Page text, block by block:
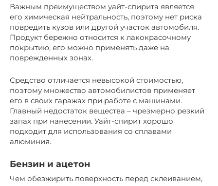
Важным преимуществом уайт-спирита является
его химическая нейтральность, поэтому нет риска
повредить кузов или другой участок автомобиля.
Продукт бережно относится к лакокрасочному
покрытию, его можно применять даже на
поврежденных зонах.
Средство отличается невысокой стоимостью,
поэтому множество автомобилистов применяет
его в своих гаражах при работе с машинами.
Главный недостаток вещества – чрезмерно резкий
запах при нанесении. Уайт-спирит хорошо
подходит для использования со сплавами
алюминия.
Бензин и ацетон
Чем обезжирить поверхность перед склеиванием,